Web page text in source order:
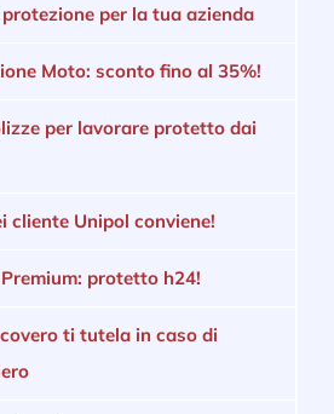
per la tua azienda
Moto: sconto fino al 35%!
per lavorare protetto dai
cliente Unipol conviene!
protetto h24!
ti tutela in caso di